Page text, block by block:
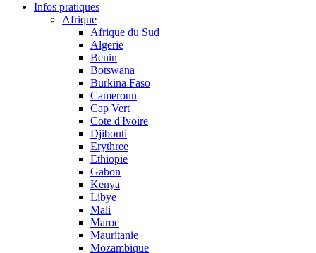
Infos pratiques
Afrique
Afrique du Sud
Algerie
Benin
Botswana
Burkina Faso
Cameroun
Cap Vert
Cote d'Ivoire
Djibouti
Erythree
Ethiopie
Gabon
Kenya
Libye
Mali
Maroc
Mauritanie
Mozambique